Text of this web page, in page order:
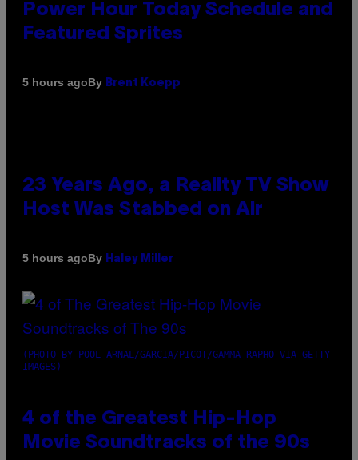
Power Hour Today Schedule and
Featured Sprites
5 hours agoBy Brent Koepp
23 Years Ago, a Reality TV Show
Host Was Stabbed on Air
5 hours agoBy Haley Miller
(PHOTO BY POOL ARNAL/GARCIA/PICOT/GAMMA-RAPHO VIA GETTY
IMAGES)
4 of the Greatest Hip-Hop
Movie Soundtracks of the 90s